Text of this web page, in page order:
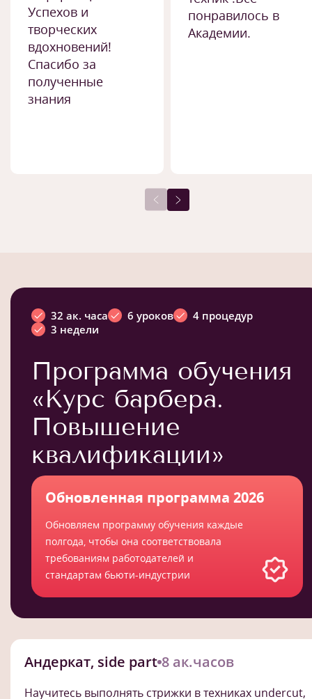
Успехов и
творческих
вдохновений!
Спасибо за
полученные
знания
понравилось в
Академии.
32 ак. часа 6 уроков
4 процедур
3 недели
Программа обучения
«Курс барбера.
Повышение
квалификации»
Обновленная программа 2026
Обновляем программу обучения каждые
полгода, чтобы она соответствовала
требованиям работодателей и
стандартам бьюти-индустрии
Андеркат, side part 8 ак.часов
Научитесь выполнять стрижки в техниках undercut,